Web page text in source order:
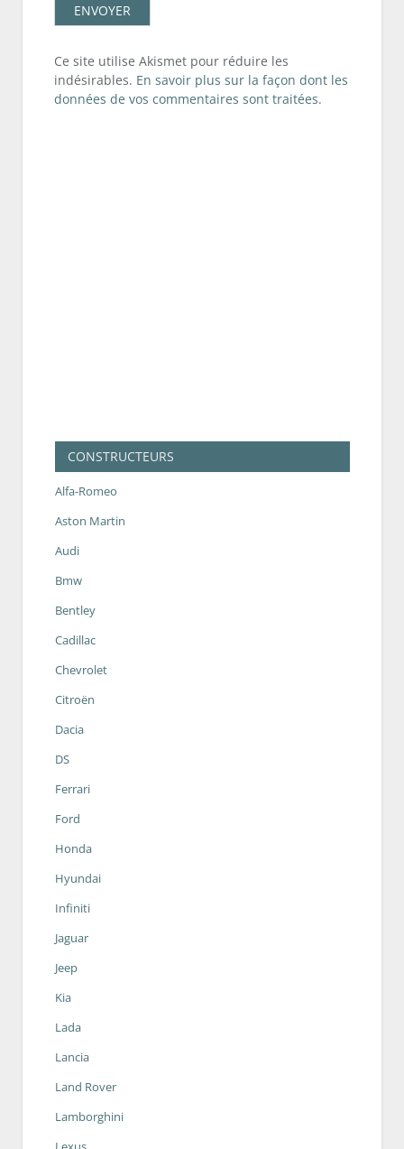
Ce site utilise Akismet pour réduire les
indésirables. En savoir plus sur la façon dont les
données de vos commentaires sont traitées.
CONSTRUCTEURS
Alfa-Romeo
Aston Martin
Audi
Bmw
Bentley
Cadillac
Chevrolet
Citroën
Dacia
DS
Ferrari
Ford
Honda
Hyundai
Infiniti
Jaguar
Jeep
Kia
Lada
Lancia
Land Rover
Lamborghini